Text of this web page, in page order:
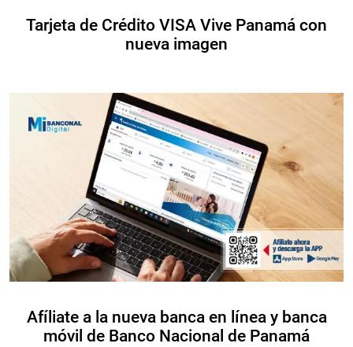
Tarjeta de Crédito VISA Vive Panamá con
nueva imagen
Afíliate a la nueva banca en línea y banca
móvil de Banco Nacional de Panamá